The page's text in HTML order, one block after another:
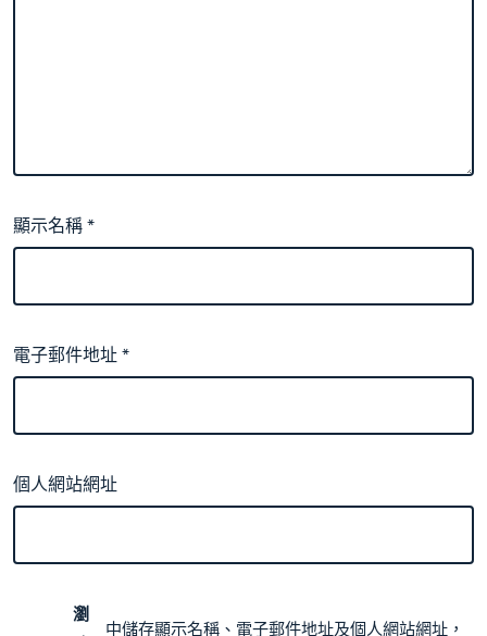
顯示名稱*
電子郵件地址*
個人網站網址
瀏
中儲存顯示名稱、電子郵件地址及個人網站網址，